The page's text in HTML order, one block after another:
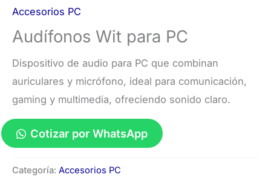
Accesorios PC
Audífonos Wit para PC
Dispositivo de audio para PC que combinan
auriculares y micrófono, ideal para comunicación,
gaming y multimedia, ofreciendo sonido claro.
Cotizar por WhatsApp
Wit
Categoría: Accesorios PC